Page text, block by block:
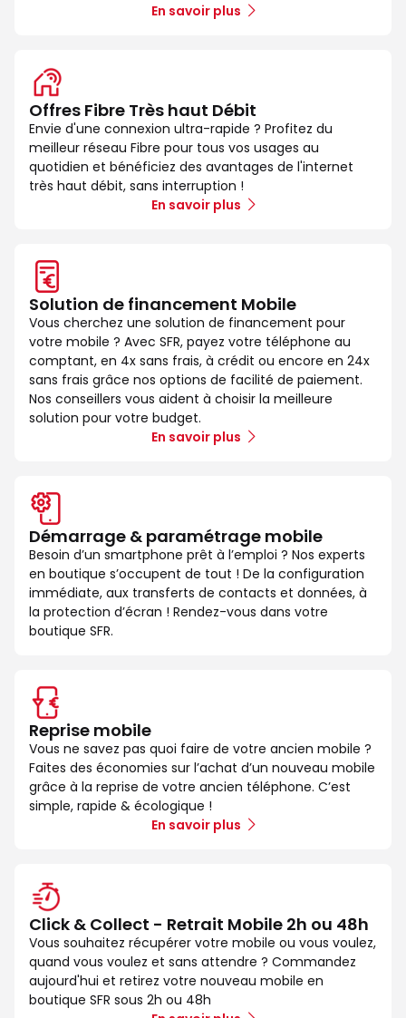
En savoir plus
Offres Fibre Très haut Débit
Envie d'une connexion ultra-rapide ? Profitez du
meilleur réseau Fibre pour tous vos usages au
quotidien et bénéficiez des avantages de l'internet
très haut débit, sans interruption !
En savoir plus
Solution de financement Mobile
Vous cherchez une solution de financement pour
votre mobile ? Avec SFR, payez votre téléphone au
comptant, en 4x sans frais, à crédit ou encore en 24x
sans frais grâce nos options de facilité de paiement.
Nos conseillers vous aident à choisir la meilleure
solution pour votre budget.
En savoir plus
Démarrage & paramétrage mobile
Besoin d’un smartphone prêt à l’emploi ? Nos experts
en boutique s’occupent de tout ! De la configuration
immédiate, aux transferts de contacts et données, à
la protection d’écran ! Rendez-vous dans votre
boutique SFR.
Reprise mobile
Vous ne savez pas quoi faire de votre ancien mobile ?
Faites des économies sur l’achat d’un nouveau mobile
grâce à la reprise de votre ancien téléphone. C’est
simple, rapide & écologique !
En savoir plus
Click & Collect - Retrait Mobile 2h ou 48h
Vous souhaitez récupérer votre mobile ou vous voulez,
quand vous voulez et sans attendre ? Commandez
aujourd'hui et retirez votre nouveau mobile en
boutique SFR sous 2h ou 48h